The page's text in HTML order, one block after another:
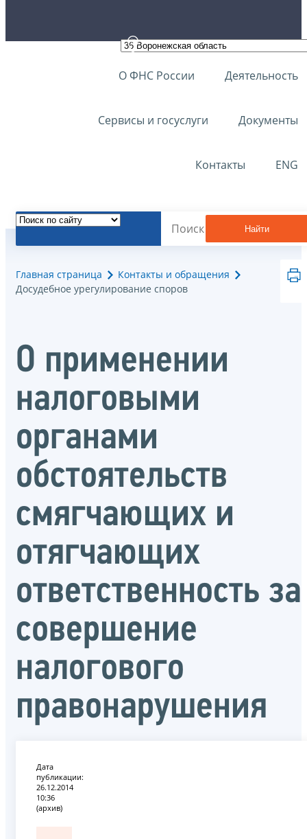
О ФНС России Деятельность
Сервисы и госуслуги Документы
Контакты ENG
Найти
Главная страница
Контакты и обращения
Досудебное урегулирование споров
О применении
налоговыми
органами
обстоятельств
смягчающих и
отягчающих
ответственность за
совершение
налогового
правонарушения
Дата
публикации:
26.12.2014
10:36
(архив)